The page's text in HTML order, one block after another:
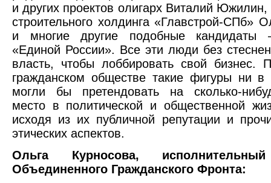
и других проектов олигарх Виталий
строительного холдинга «Главстрой-СПб»
и многие другие подобные кандидаты
«Единой России». Все эти люди без
власть, чтобы лоббировать свой бизнес.
гражданском обществе такие фигуры ни
могли бы претендовать на сколько-
место в политической и общественной
исходя из их публичной репутации и
этических аспектов.
Ольга Курносова,
Объединенного Гражданского Фронта: